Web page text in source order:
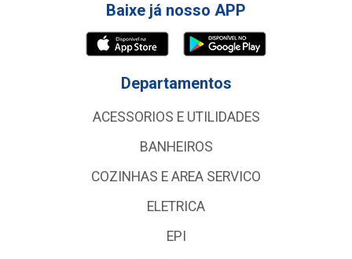
Baixe já nosso APP
Departamentos
ACESSORIOS E UTILIDADES
BANHEIROS
COZINHAS E AREA SERVICO
ELETRICA
EPI